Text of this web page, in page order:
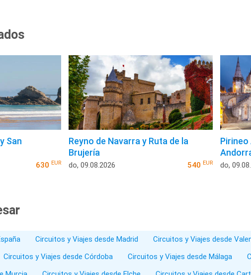
San
630 EUR
Reyno de Navarra y Ruta de la
Brujería
do, 09.08.2026 540 EUR
Pirineo
do,
Circuitos y Viajes desde Madrid Circuitos y Viajes desde
Circuitos y Viajes desde Córdoba Circuitos y Viajes desde Málaga